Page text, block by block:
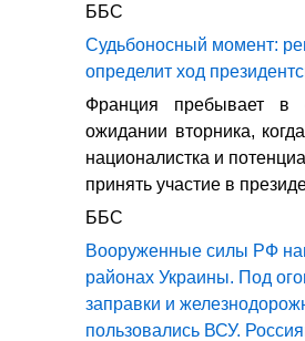
ББС
Судьбоносный момент:
определит ход
Франция пребывает в
ожидании вторника,
националистка и
принять участие в
ББС
Вооруженные силы РФ
районах Украины. Под
заправки и
пользовались ВСУ.